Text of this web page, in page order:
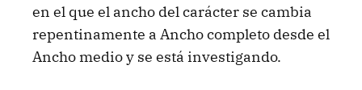
en el que el ancho del carácter se cambia
repentinamente a Ancho completo desde el
Ancho medio y se está investigando.